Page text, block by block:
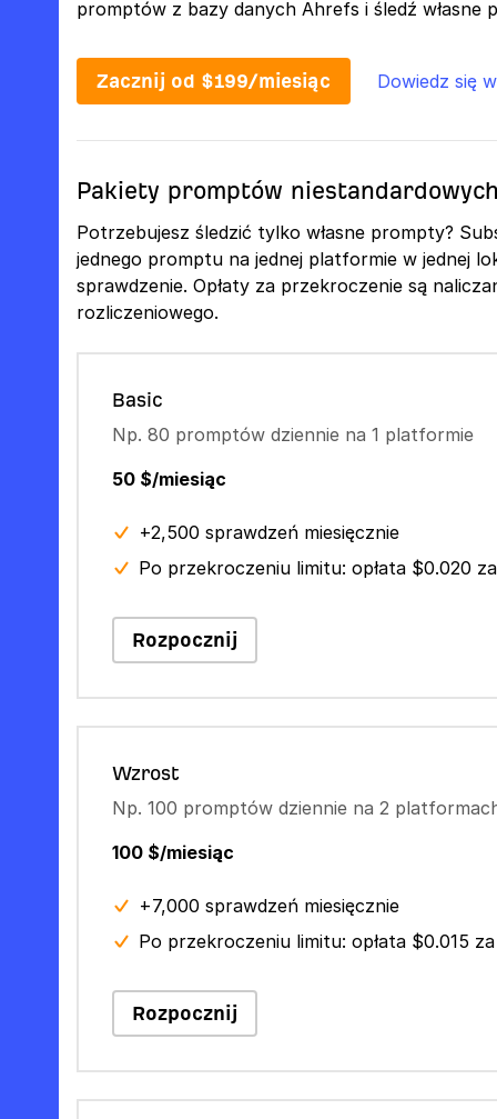
promptów z bazy danych Ahrefs i śledź własne
Zacznij od $199/miesiąc Dowiedz się
Pakiety promptów
Potrzebujesz śledzić tylko własne prompty?
jednego promptu na jednej platformie w jednej
sprawdzenie. Opłaty za przekroczenie są
rozliczeniowego.
Basic
Np. 80 promptów dziennie na 1 platformie
50 $/miesiąc
+2,500 sprawdzeń miesięcznie
Po przekroczeniu limitu: opłata $0.020
Rozpocznij
Wzrost
Np. 100 promptów dziennie na 2
100 $/miesiąc
+7,000 sprawdzeń miesięcznie
Po przekroczeniu limitu: opłata $0.015
Rozpocznij